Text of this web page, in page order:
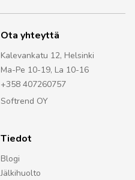
Ota yhteyttä
Kalevankatu 12, Helsinki
Ma-Pe 10-19, La 10-16
+358 407260757
Softrend OY
Tiedot
Blogi
Jälkihuolto